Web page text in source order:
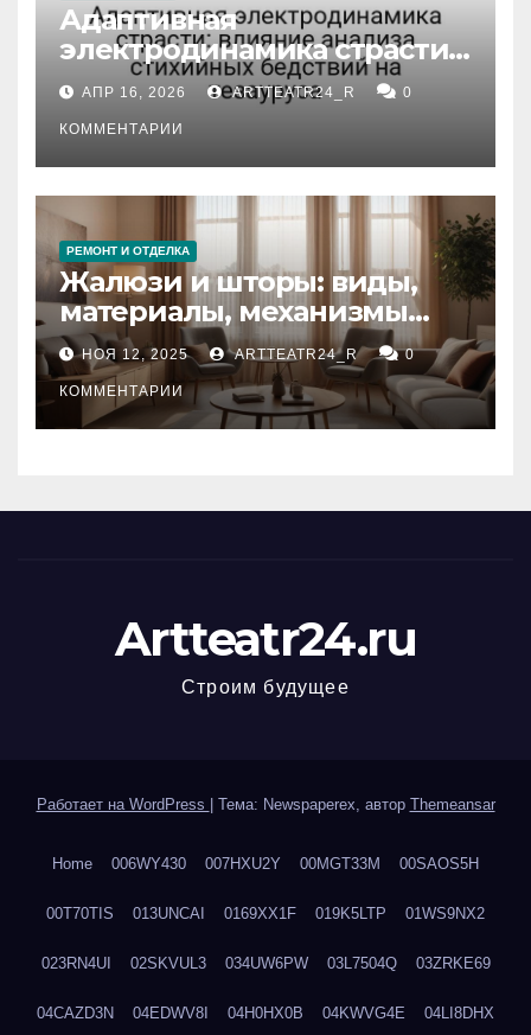
Адаптивная
электродинамика страсти:
влияние анализа
стихийных бедствий на
тезауруса
АПР 16, 2026 ARTTEATR24_R 0
КОММЕНТАРИИ
РЕМОНТ И ОТДЕЛКА
Жалюзи и шторы: виды,
материалы, механизмы
управления и уход
НОЯ 12, 2025 ARTTEATR24_R 0
КОММЕНТАРИИ
Artteatr24.ru
Строим будущее
Работает на WordPress Тема: Newspaperex, автор Themeansar
Home 006WY430 007HXU2Y 00MGT33M 00SAOS5H
00T70TIS 013UNCAI 0169XX1F 019K5LTP 01WS9NX2
023RN4UI 02SKVUL3 034UW6PW 03L7504Q 03ZRKE69
04CAZD3N 04EDWV8I 04H0HX0B 04KWVG4E 04LI8DHX